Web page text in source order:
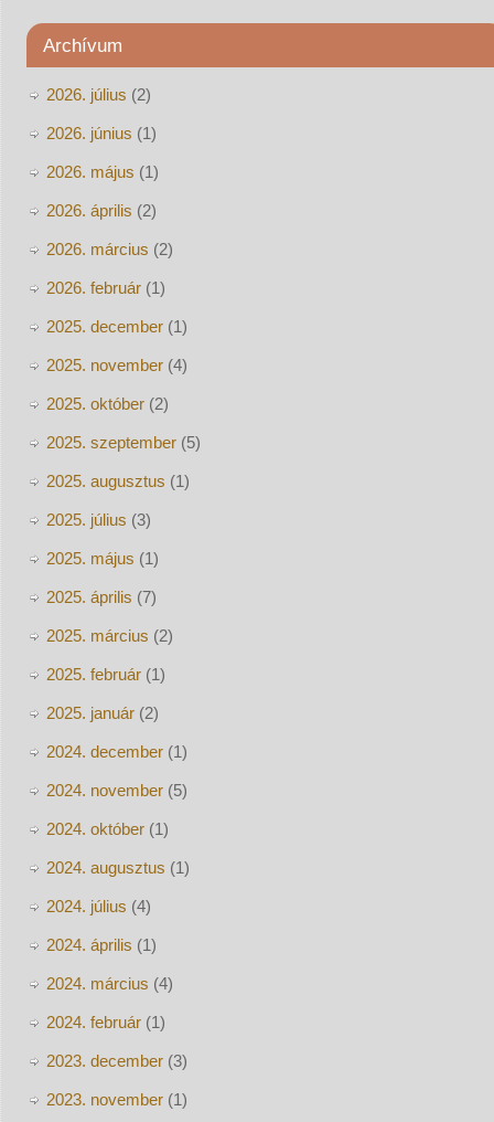
Archívum
2026. július (2)
2026. június (1)
2026. május (1)
2026. április (2)
2026. március (2)
2026. február(1)
2025. december(1)
2025. november(4)
2025. október(2)
2025. szeptember(5)
2025. augusztus (1)
2025. július (3)
2025. május (1)
2025. április (7)
2025. március (2)
2025. február(1)
2025. január(2)
2024. december(1)
2024. november(5)
2024. október(1)
2024. augusztus (1)
2024. július (4)
2024. április (1)
2024. március (4)
2024. február(1)
2023. december(3)
2023. november(1)